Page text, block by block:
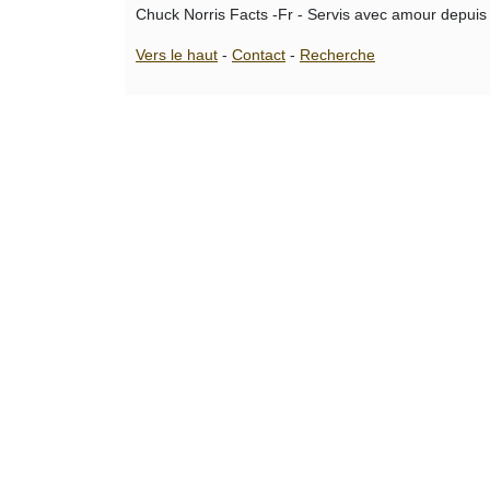
Chuck Norris Facts -Fr - Servis avec amour
Vers le haut - Contact - Recherche